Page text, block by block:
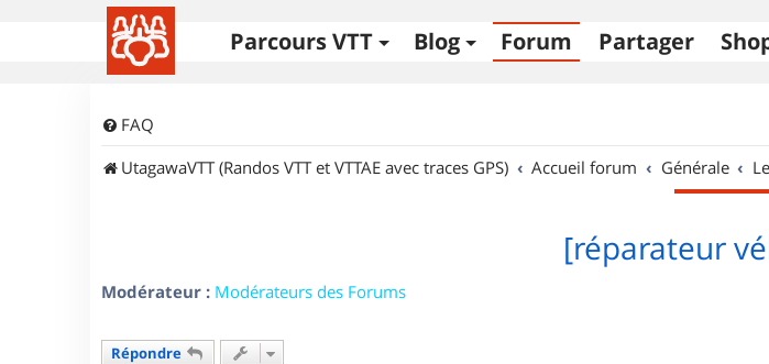
Parcours VTT Blog Forum Partager
FAQ
UtagawaVTT (Randos VTT et VTTAE avec traces GPS)
Accueil forum Générale
[réparateur
Modérateur : Modérateurs des Forums
Répondre